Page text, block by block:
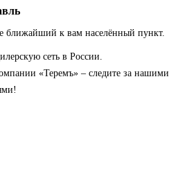
ближайший к вам населённый пункт.
сеть в России.
«Теремъ» – следите за нашими